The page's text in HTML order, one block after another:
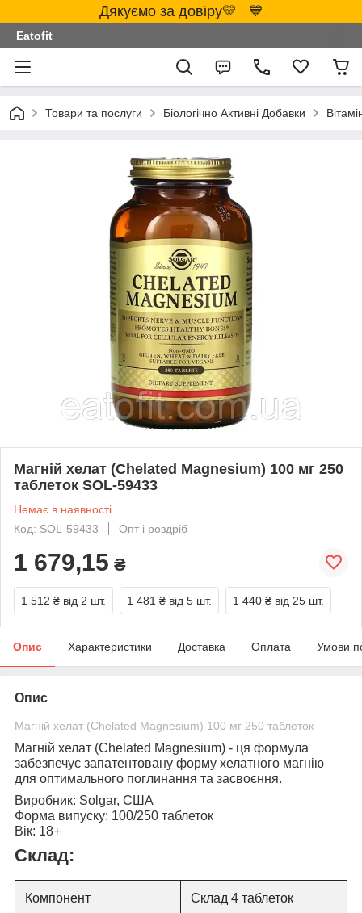
Дякуємо за довіру💛 💙
Eatofit
Товари та послуги Біологічно Активні Добавки
Магній хелат (Chelated Magnesium) 100 мг 250
таблеток SOL-59433
Немає в наявності
Код: SOL-59433
Опт і роздріб
1 679,15 ₴
1 512 ₴ від 2 шт. 1 481 ₴ від 5 шт. 1 440 ₴ від 25 шт.
Опис Характеристики Доставка Оплата Умови
Опис
Магній хелат (Chelated Magnesium) 100 мг 250 таблеток
Магній хелат (Chelated Magnesium) - ця формула
забезпечує запатентовану форму хелатного магнію
для оптимального поглинання та засвоєння.
Виробник: Solgar, США
Форма випуску: 100/250 таблеток
Вік: 18+
Склад:
Компонент Склад 4 таблеток